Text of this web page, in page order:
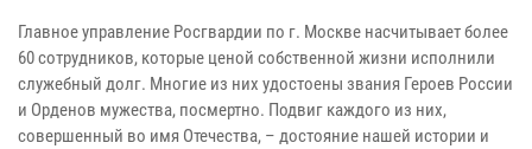
Главное управление Росгвардии по г. Москве насчитывает более
60 сотрудников, которые ценой собственной жизни исполнили
служебный долг. Многие из них удостоены звания Героев России
и Орденов мужества, посмертно. Подвиг каждого из них,
совершенный во имя Отечества, – достояние нашей истории и